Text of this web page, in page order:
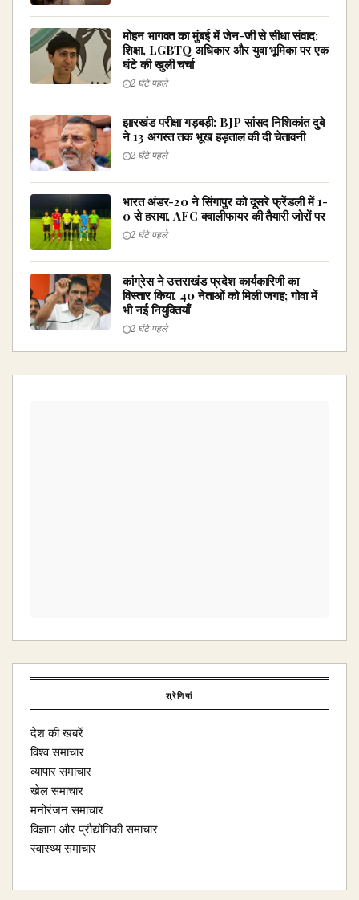
मोहन भागवत का मुंबई में जेन-जी से सीधा संवाद:
शिक्षा, LGBTQ अधिकार और युवा भूमिका पर एक
घंटे की खुली चर्चा
2 घंटे पहले
झारखंड परीक्षा गड़बड़ी: BJP सांसद निशिकांत दुबे
ने 13 अगस्त तक भूख हड़ताल की दी चेतावनी
2 घंटे पहले
भारत अंडर-20 ने सिंगापुर को दूसरे फ्रेंडली में 1-
0 से हराया, AFC क्वालीफायर की तैयारी जोरों पर
2 घंटे पहले
कांग्रेस ने उत्तराखंड प्रदेश कार्यकारिणी का
विस्तार किया, 40 नेताओं को मिली जगह; गोवा में
भी नई नियुक्तियाँ
2 घंटे पहले
श्रेणियां
देश की खबरें
विश्व समाचार
व्यापार समाचार
खेल समाचार
मनोरंजन समाचार
विज्ञान और प्रौद्योगिकी समाचार
स्वास्थ्य समाचार